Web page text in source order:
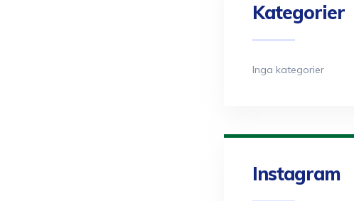
Kategorier
Inga kategorier
Instagram